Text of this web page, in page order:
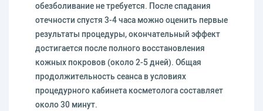
обезболивание не требуется. После спадания
отечности спустя 3-4 часа можно оценить первые
результаты процедуры, окончательный эффект
достигается после полного восстановления
кожных покровов (около 2-5 дней). Общая
продолжительность сеанса в условиях
процедурного кабинета косметолога составляет
около 30 минут.